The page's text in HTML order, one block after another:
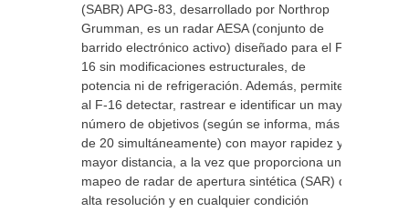
(SABR) APG-83, desarrollado por Northrop
Grumman, es un radar AESA (conjunto de
barrido electrónico activo) diseñado para el F-
16 sin modificaciones estructurales, de
potencia ni de refrigeración. Además, permite
al F-16 detectar, rastrear e identificar un mayor
número de objetivos (según se informa, más
de 20 simultáneamente) con mayor rapidez y a
mayor distancia, a la vez que proporciona un
mapeo de radar de apertura sintética (SAR) de
alta resolución y en cualquier condición